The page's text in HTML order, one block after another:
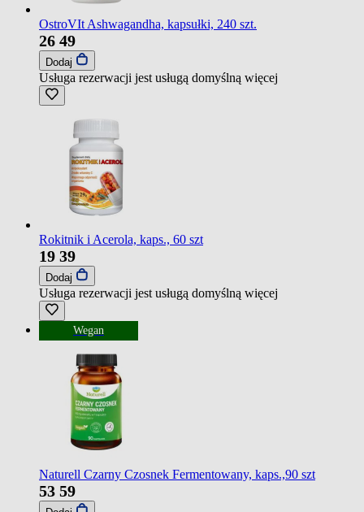
OstroVIt Ashwagandha, kapsułki, 240 szt.
26 49
Dodaj
Usługa rezerwacji jest usługą domyślną więcej
Rokitnik i Acerola, kaps., 60 szt
19 39
Dodaj
Usługa rezerwacji jest usługą domyślną więcej
Wegan
Naturell Czarny Czosnek Fermentowany, kaps.,90 szt
53 59